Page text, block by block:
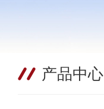
产品中心